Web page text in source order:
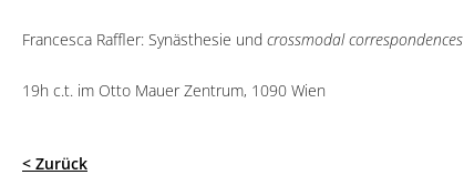
Francesca Raffler: Synästhesie und crossmodal correspondences
19h c.t. im Otto Mauer Zentrum, 1090 Wien
< Zurück